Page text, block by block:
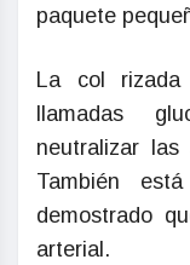
paquete
La col rizada
llamadas
neutralizar las
También
demostrado
arterial.